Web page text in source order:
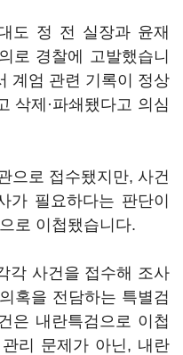
도 정 전 실장과 윤재
로 경찰에 고발했습니
계엄 관련 기록이 정상
삭제·파쇄됐다고 의심
으로 접수됐지만, 사건
가 필요하다는 판단이
로 이첩됐습니다.
각 사건을 접수해 조사
혹을 전담하는 특별검
은 내란특검으로 이첩
리 문제가 아닌, 내란